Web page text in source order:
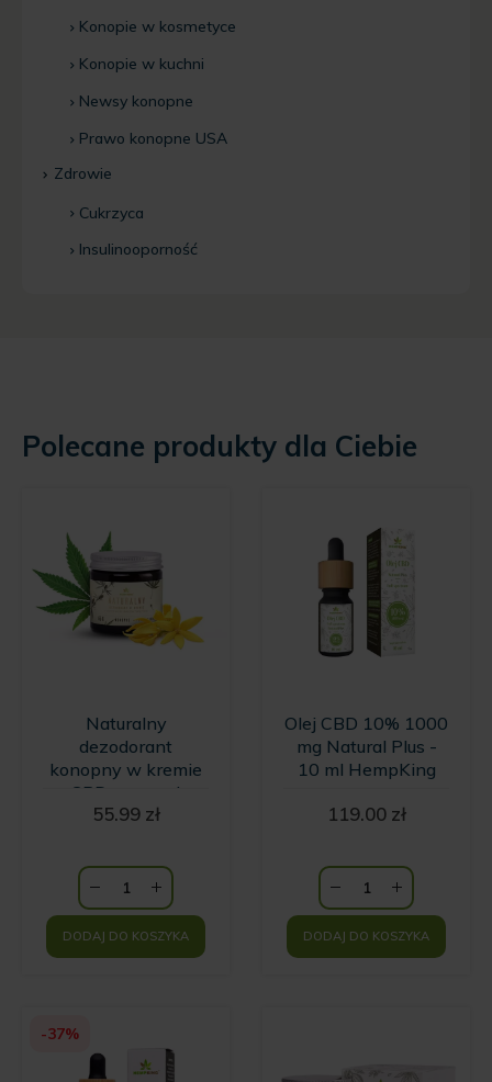
Konopie w kosmetyce
Konopie w kuchni
Newsy konopne
Prawo konopne USA
Zdrowie
Cukrzyca
Insulinooporność
Polecane produkty dla Ciebie
Naturalny
dezodorant
konopny w kremie
z CBD o zapachu
wanilii i kwiatów
HempKing
55.99 zł
DODAJ DO KOSZYKA
Olej CBD 10% 1000
mg Natural Plus -
10 ml HempKing
119.00 zł
DODAJ DO KOSZYKA
-37%